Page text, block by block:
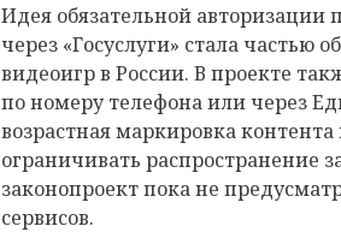
Идея обязательной авторизации
через «Госуслуги» стала частью
видеоигр в России. В проекте
по номеру телефона или через
возрастная маркировка
ограничивать
законопроект пока не
сервисов.